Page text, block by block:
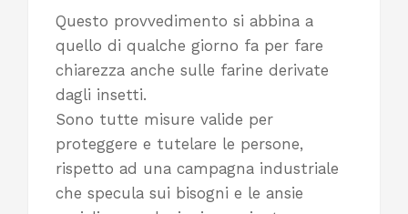
Questo provvedimento si abbina a
quello di qualche giorno fa per fare
chiarezza anche sulle farine derivate
dagli insetti.
Sono tutte misure valide per
proteggere e tutelare le persone,
rispetto ad una campagna industriale
che specula sui bisogni e le ansie